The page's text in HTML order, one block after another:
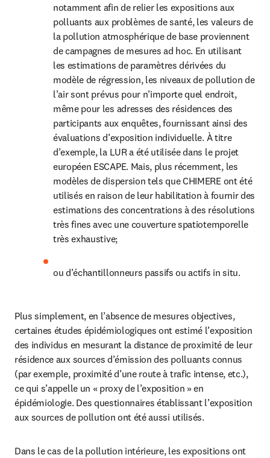
notamment afin de relier les expositions aux
polluants aux problèmes de santé, les valeurs de
la pollution atmosphérique de base proviennent
de campagnes de mesures ad hoc. En utilisant
les estimations de paramètres dérivées du
modèle de régression, les niveaux de pollution de
l’air sont prévus pour n’importe quel endroit,
même pour les adresses des résidences des
participants aux enquêtes, fournissant ainsi des
évaluations d’exposition individuelle. À titre
d’exemple, la LUR a été utilisée dans le projet
européen ESCAPE. Mais, plus récemment, les
modèles de dispersion tels que CHIMERE ont été
utilisés en raison de leur habilitation à fournir des
estimations des concentrations à des résolutions
très fines avec une couverture spatiotemporelle
très exhaustive;
ou d’échantillonneurs passifs ou actifs in situ.
Plus simplement, en l’absence de mesures objectives,
certaines études épidémiologiques ont estimé l’exposition
des individus en mesurant la distance de proximité de leur
résidence aux sources d’émission des polluants connus
(par exemple, proximité d’une route à trafic intense, etc.),
ce qui s’appelle un « proxy de l’exposition » en
épidémiologie. Des questionnaires établissant l’exposition
aux sources de pollution ont été aussi utilisés.
Dans le cas de la pollution intérieure, les expositions ont